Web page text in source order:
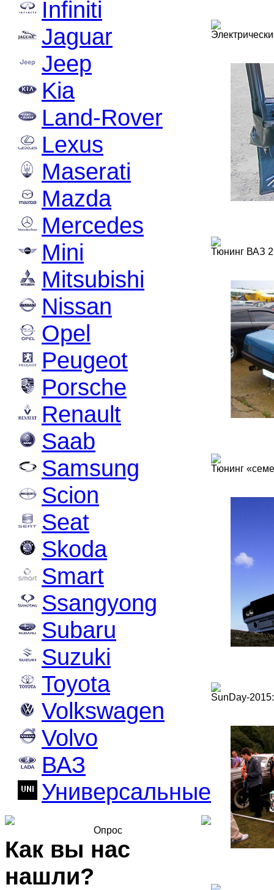
Infiniti
Jaguar
Jeep
Kia
Land-Rover
Lexus
Maserati
Mazda
Mercedes
Mini
Mitsubishi
Nissan
Opel
Peugeot
Porsche
Renault
Saab
Samsung
Scion
Seat
Skoda
Smart
Ssangyong
Subaru
Suzuki
Toyota
Volkswagen
Volvo
ВАЗ
Универсальные
Опрос
Как вы нас
нашли?
Тюнинг ВАЗ
Тюнинг
SunDay-